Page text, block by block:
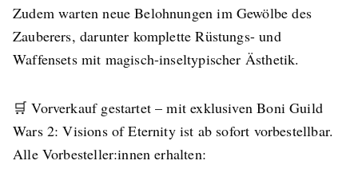
Zudem warten neue Belohnungen im Gewölbe des
Zauberers, darunter komplette Rüstungs- und
Waffensets mit magisch-inseltypischer Ästhetik.
🛒 Vorverkauf gestartet – mit exklusiven Boni Guild
Wars 2: Visions of Eternity ist ab sofort vorbestellbar.
Alle Vorbesteller:innen erhalten: